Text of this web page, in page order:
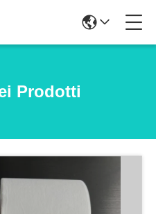
Prodotti